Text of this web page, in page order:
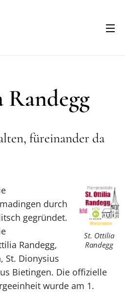
füreinander da
St. Ottilia
Randegg
durch
gegründet.
Randegg,
St. Dionysius
Bietingen. Die offizielle
wurde am 1.